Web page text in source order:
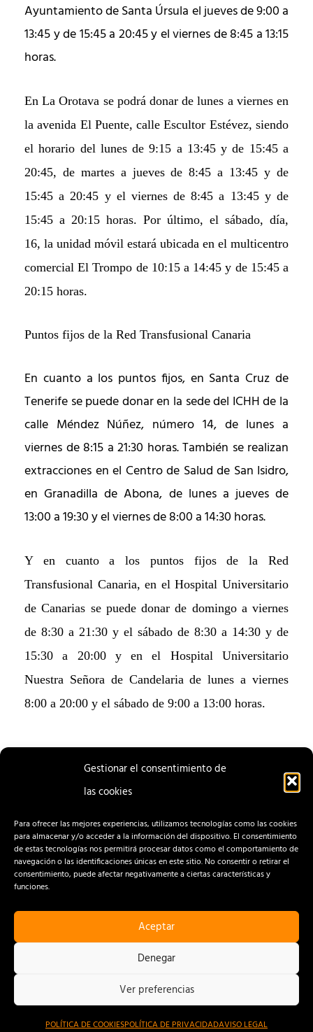
Gestionar el consentimiento de
las cookies
Para ofrecer las mejores experiencias, utilizamos tecnologías como las cookies
para almacenar y/o acceder a la información del dispositivo. El consentimiento
de estas tecnologías nos permitirá procesar datos como el comportamiento de
navegación o las identificaciones únicas en este sitio. No consentir o retirar el
consentimiento, puede afectar negativamente a ciertas características y
funciones.
Aceptar
Denegar
Ver preferencias
POLÍTICA DE COOKIESPOLÍTICA DE PRIVACIDADAVISO LEGAL
Ayuntamiento de Santa Úrsula el jueves de 9:00 a
13:45 y de 15:45 a 20:45 y el viernes de 8:45 a 13:15
horas.
EnLa Orotava se podrá donarde lunes a viernes en
la avenida El Puente, calle Escultor Estévez, siendo
el horario del lunes de 9:15 a 13:45 y de 15:45 a
20:45, de martes a jueves de 8:45 a 13:45 y de
15:45 a 20:45 y el viernes de 8:45 a 13:45 y de
15:45 a 20:15 horas. Por último, el sábado, día,
16, la unidad móvil estará ubicada en el multicentro
comercial El Trompo de 10:15 a 14:45 y de 15:45 a
20:15 horas.
Puntos fijos de la Red Transfusional Canaria
En cuanto a los puntos fijos, en Santa Cruz de
Tenerife se puede donar en la sede del ICHH de la
calle Méndez Núñez, número 14, de lunes a
viernes de 8:15 a 21:30 horas. También se realizan
extracciones en el Centro de Salud de San Isidro,
en Granadilla de Abona, de lunes a jueves de
13:00 a 19:30 y el viernes de 8:00 a 14:30 horas.
Y en cuanto a los puntos fijos de la Red
Transfusional Canaria, en el Hospital Universitario
de Canarias se puede donar de domingo a viernes
de 8:30 a 21:30 y el sábado de 8:30 a 14:30 y de
15:30 a 20:00 y en el Hospital Universitario
Nuestra Señora de Candelaria de lunes a viernes
8:00 a 20:00 y el sábado de 9:00 a 13:00 horas.
ENTRADA
CONTACTO
AVISO LEGAL
POLÍTICA DE COOKIES